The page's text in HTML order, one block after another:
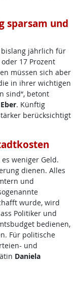
sparsam und
bislang jährlich für
17 Prozent
müssen sich aber
in ihrer wichtigen
sind“, betont
. Künftig
berücksichtigt
weniger Geld.
dienen. Alles
und
wurde, wird
Politiker und
bedienen,
Für politische
und
Daniela